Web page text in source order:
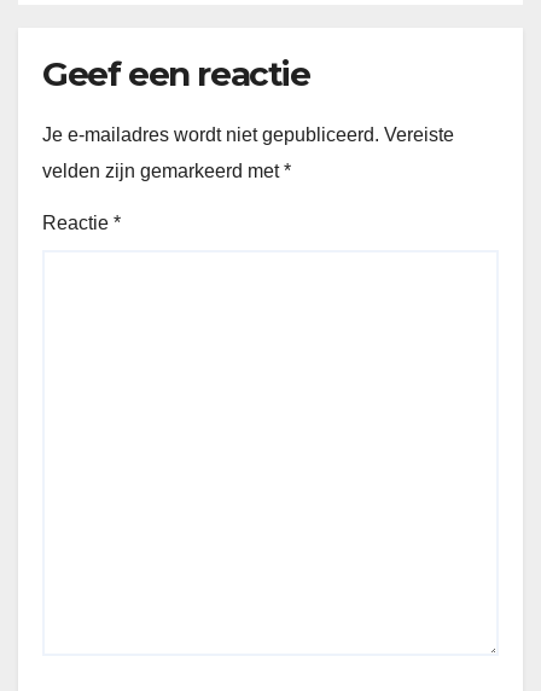
Geef een reactie
Je e-mailadres wordt niet gepubliceerd. Vereiste
velden zijn gemarkeerd met*
Reactie *